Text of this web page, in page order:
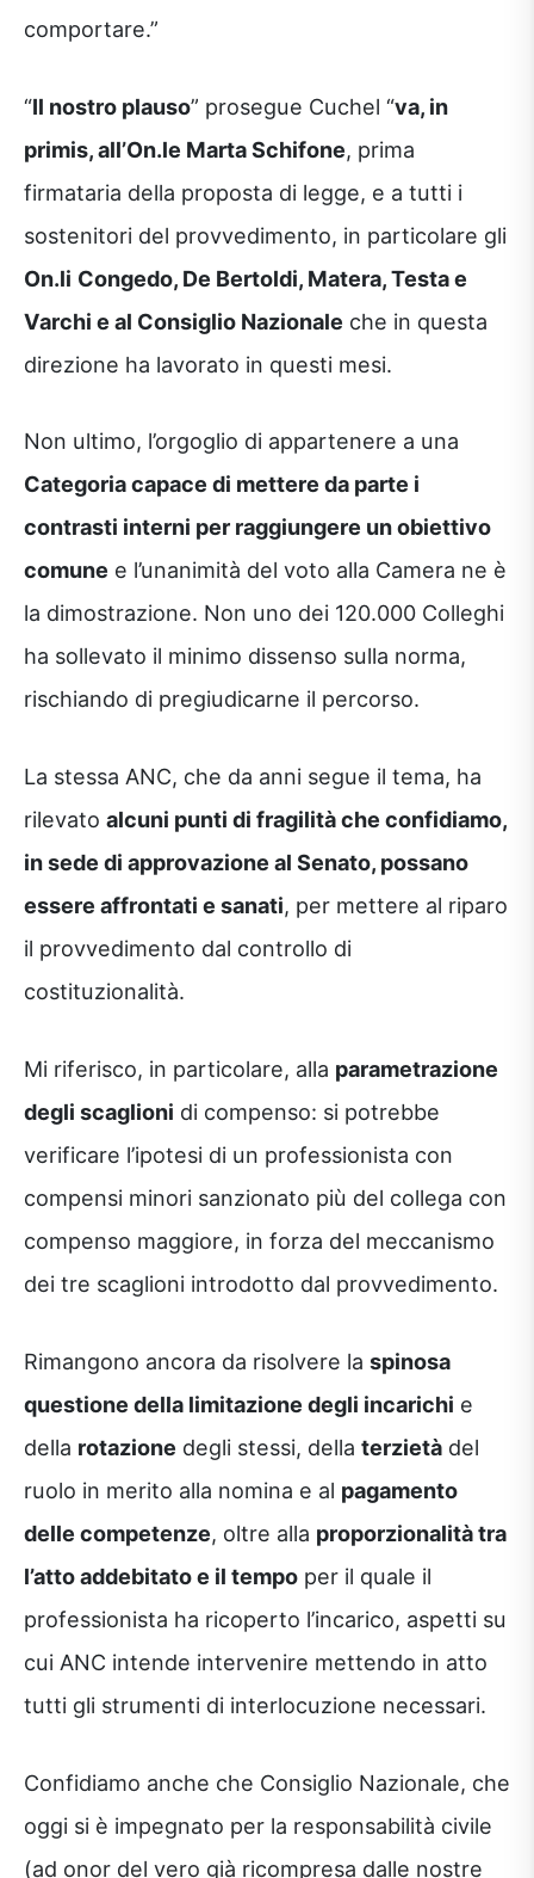
comportare.”
“Il nostro plauso” prosegue Cuchel “va, in
primis, all’On.le Marta Schifone, prima
firmataria della proposta di legge, e a tutti i
sostenitori del provvedimento, in particolare gli
On.li Congedo, De Bertoldi, Matera, Testa e
Varchi e al Consiglio Nazionale che in questa
direzione ha lavorato in questi mesi.
Non ultimo, l’orgoglio di appartenere a una
Categoria capace di mettere da parte i
contrasti interni per raggiungere un obiettivo
comune e l’unanimità del voto alla Camera ne è
la dimostrazione. Non uno dei 120.000 Colleghi
ha sollevato il minimo dissenso sulla norma,
rischiando di pregiudicarne il percorso.
La stessa ANC, che da anni segue il tema, ha
rilevato alcuni punti di fragilità che confidiamo,
in sede di approvazione al Senato, possano
essere affrontati e sanati, per mettere al riparo
il provvedimento dal controllo di
costituzionalità.
Mi riferisco, in particolare, alla parametrazione
degli scaglioni di compenso: si potrebbe
verificare l’ipotesi di un professionista con
compensi minori sanzionato più del collega con
compenso maggiore, in forza del meccanismo
dei tre scaglioni introdotto dal provvedimento.
Rimangono ancora da risolvere la spinosa
questione della limitazione degli incarichi e
della rotazione degli stessi, della terzietà del
ruolo in merito alla nomina e al pagamento
delle competenze, oltre alla proporzionalità tra
l’atto addebitato e il tempo per il quale il
professionista ha ricoperto l’incarico, aspetti su
cui ANC intende intervenire mettendo in atto
tutti gli strumenti di interlocuzione necessari.
Confidiamo anche che Consiglio Nazionale, che
oggi si è impegnato per la responsabilità civile
(ad onor del vero già ricompresa dalle nostre